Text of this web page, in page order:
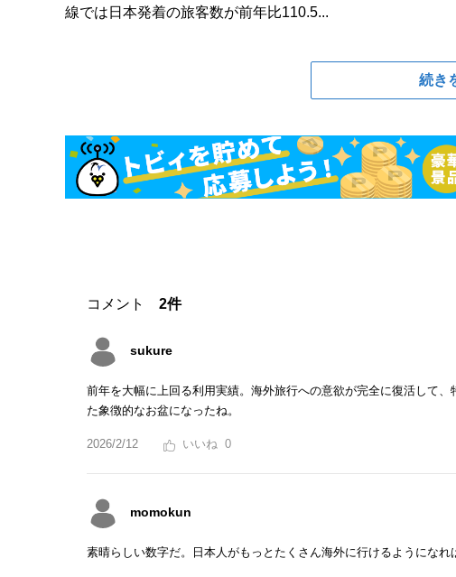
線では日本発着の旅客数が前年比110.5...
続き
コメント 2件
sukure
前年を大幅に上回る利用実績。海外旅行への意欲が完全に復活して
た象徴的なお盆になったね。
2026/2/12 0
momokun
素晴らしい数字だ。日本人がもっとたくさん海外に行けるようになれ